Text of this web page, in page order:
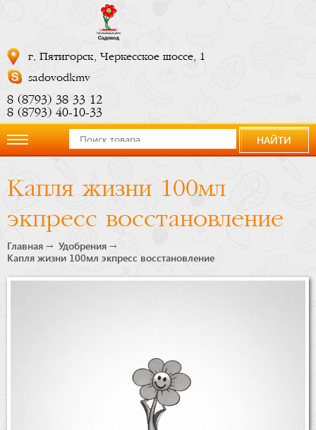
г. Пятигорск, Черкесское шоссе, 1
sadovodkmv
8 (8793) 38 33 12
8 (8793) 40-10-33
компании
Новости
НАЙТИ
Капля жизни 100мл
экпресс восстановление
Главная
Удобрения
Капля жизни 100мл экпресс восстановление